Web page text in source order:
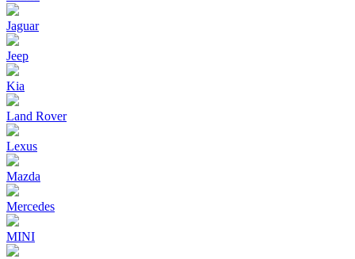
Jaguar
Jeep
Kia
Land Rover
Lexus
Mazda
Mercedes
MINI